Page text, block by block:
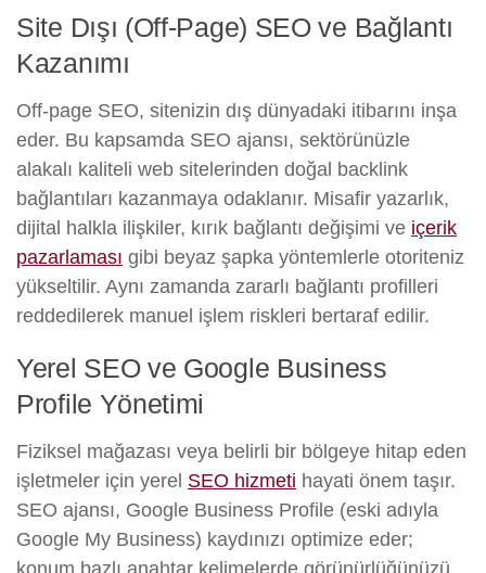
Site Dışı (Off-Page) SEO ve Bağlantı
Kazanımı
Off-page SEO, sitenizin dış dünyadaki itibarını inşa
eder. Bu kapsamda SEO ajansı, sektörünüzle
alakalı kaliteli web sitelerinden doğal backlink
bağlantıları kazanmaya odaklanır. Misafir yazarlık,
dijital halkla ilişkiler, kırık bağlantı değişimi ve içerik
pazarlaması gibi beyaz şapka yöntemlerle otoriteniz
yükseltilir. Aynı zamanda zararlı bağlantı profilleri
reddedilerek manuel işlem riskleri bertaraf edilir.
Yerel SEO ve Google Business
Profile Yönetimi
Fiziksel mağazası veya belirli bir bölgeye hitap eden
işletmeler için yerel SEO hizmeti hayati önem taşır.
SEO ajansı, Google Business Profile (eski adıyla
Google My Business) kaydınızı optimize eder;